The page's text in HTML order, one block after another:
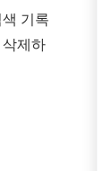
기록
제하